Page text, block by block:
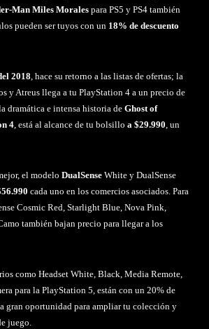
Man Miles Moralespara PS5 y PS4 también
pueden ser tuyos con un 18% de descuento
2018, hace su retorno a las listas de ofertas; la
y Atreus llega a tu PlayStation 4 a un precio de
dramática e intensa historia de Ghost of
4, está al alcance de tu bolsillo a $29.990, un
el modelo DualSense White y DualSense
cada uno en los comercios asociados. Para
Cosmic Red, Starlight Blue, Nova Pink,
también bajan precio para llegar a los
como Headset White, Black, Media Remote,
para la PlayStation 5, están con un 20% de
gran oportunidad para ampliar tu colección y
juego.